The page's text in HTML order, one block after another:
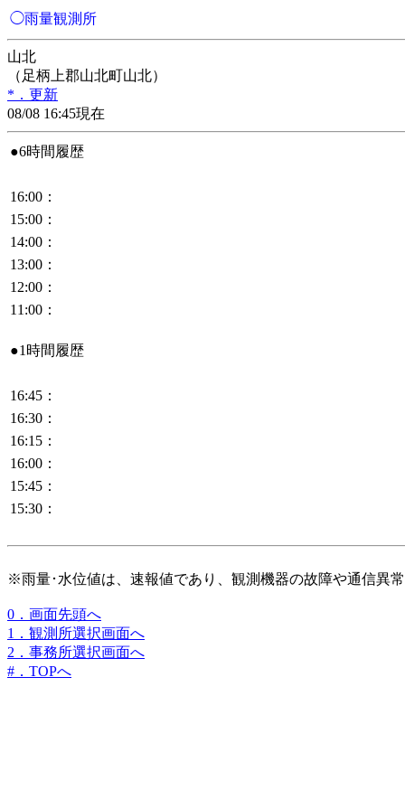
◯雨量観測所
山北
（足柄上郡山北町山北）
*．更新
08/08 16:45現在
●6時間履歴
16:00：
15:00：
14:00：
13:00：
12:00：
11:00：
●1時間履歴
16:45：
16:30：
16:15：
16:00：
15:45：
15:30：
※雨量･水位値は、速報値であり、観測機器の故障や通信異
0．画面先頭へ
1．観測所選択画面へ
2．事務所選択画面へ
#．TOPへ